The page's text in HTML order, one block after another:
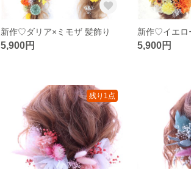
新作♡ダリア×ミモザ 髪飾り
5,900円 5,900円
残り1点